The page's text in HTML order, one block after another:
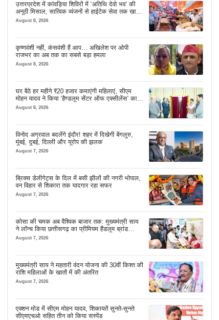
उत्तरप्रदेश में कांवड़िया शिविरों में ‘अतिथि देवो भव’ की
अनूठी मिसाल, सात्विक व्यंजनों से हाईटेक सेवा तक खास
इंतजाम
August 8, 2026
कृष्णवंशी नहीं, कंसवंशी हैं आप… अखिलेश पर ओपी
राजभर का अब तक का सबसे बड़ा हमला
August 8, 2026
घर बैठे हर महीने ₹20 हजार कमाएंगी महिलाएं, सीएम
मोहन यादव ने किया ‘हैण्डलूम सेंटर ऑफ एक्सीलेंस’ का
शुभारंभ
August 8, 2026
विनोद अग्रवाल बदलेंगे इंदौर! शहर में दिखेगी बेंगलुरु,
मुंबई, दुबई, दिल्ली और यूरोप की झलक
August 7, 2026
ब्रिक्स डेलीगेट्स के दिल में बसी झीलों की नगरी भोपाल,
वन विहार से शिकारा तक यादगार रहा सफर
August 7, 2026
कोसा की चमक अब वैश्विक बाजार तक: मुख्यमंत्री साय
ने लॉन्च किया छत्तीसगढ़ का प्रीमियम हैंडलूम ब्रांड
‘कोशल फैब’
August 7, 2026
मुख्यमंत्री साय ने महतारी वंदन योजना की 30वीं किश्त की
राशि महिलाओं के खातों में की अंतरित
August 7, 2026
एक्शन मोड में सीएम मोहन यादव, शिकायतें सुनते-सुनते
सीएमएचओ सहित तीन को किया सस्पेंड